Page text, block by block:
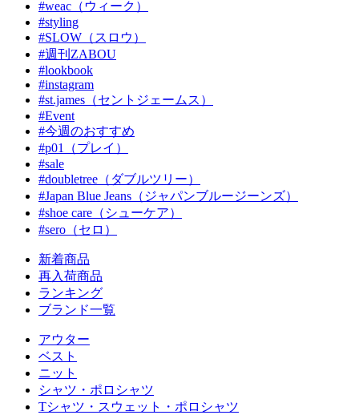
#weac（ウィーク）
#styling
#SLOW（スロウ）
#週刊ZABOU
#lookbook
#instagram
#st.james（セントジェームス）
#Event
#今週のおすすめ
#p01（プレイ）
#sale
#doubletree（ダブルツリー）
#Japan Blue Jeans（ジャパンブルージーンズ）
#shoe care（シューケア）
#sero（セロ）
新着商品
再入荷商品
ランキング
ブランド一覧
アウター
ベスト
ニット
シャツ・ポロシャツ
Tシャツ・スウェット・ポロシャツ